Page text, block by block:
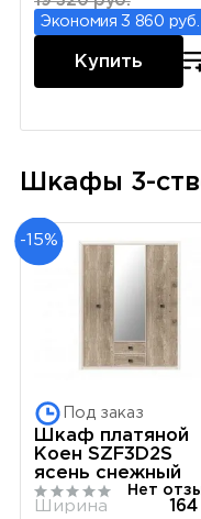
Экономия 3 860 руб.
Купить
Шкафы 3-
-15%
Под заказ
Шкаф платяной
Коен SZF3D2S
ясень снежный
Ширина